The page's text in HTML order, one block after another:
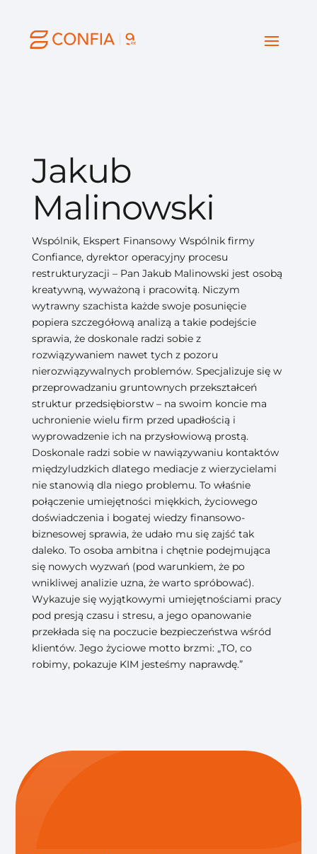
Jakub
Malinowski
Wspólnik, Ekspert Finansowy Wspólnik firmy
Confiance, dyrektor operacyjny procesu
restrukturyzacji – Pan Jakub Malinowski jest osobą
kreatywną, wyważoną i pracowitą. Niczym
wytrawny szachista każde swoje posunięcie
popiera szczegółową analizą a takie podejście
sprawia, że doskonale radzi sobie z
rozwiązywaniem nawet tych z pozoru
nierozwiązywalnych problemów. Specjalizuje się w
przeprowadzaniu gruntownych przekształceń
struktur przedsiębiorstw – na swoim koncie ma
uchronienie wielu firm przed upadłością i
wyprowadzenie ich na przysłowiową prostą.
Doskonale radzi sobie w nawiązywaniu kontaktów
międzyludzkich dlatego mediacje z wierzycielami
nie stanowią dla niego problemu. To właśnie
połączenie umiejętności miękkich, życiowego
doświadczenia i bogatej wiedzy finansowo-
biznesowej sprawia, że udało mu się zajść tak
daleko. To osoba ambitna i chętnie podejmująca
się nowych wyzwań (pod warunkiem, że po
wnikliwej analizie uzna, że warto spróbować).
Wykazuje się wyjątkowymi umiejętnościami pracy
pod presją czasu i stresu, a jego opanowanie
przekłada się na poczucie bezpieczeństwa wśród
klientów. Jego życiowe motto brzmi: „TO, co
robimy, pokazuje KIM jesteśmy naprawdę.”